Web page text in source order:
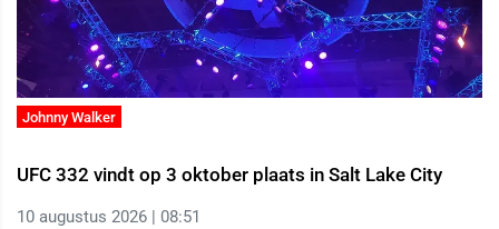
Johnny Walker
UFC 332 vindt op 3 oktober plaats in Salt Lake City
10 augustus 2026 | 08:51